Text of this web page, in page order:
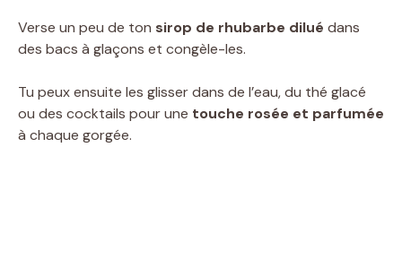
Verse un peu de ton sirop de rhubarbe dilué dans
des bacs à glaçons et congèle-les.
Tu peux ensuite les glisser dans de l’eau, du thé glacé
ou des cocktails pour une touche rosée et parfumée
à chaque gorgée.